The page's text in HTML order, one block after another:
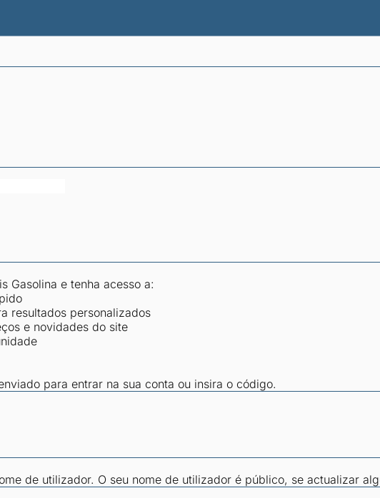
Gasolina e tenha acesso a:
resultados personalizados
e novidades do site
para entrar na sua conta ou insira o código.
de utilizador. O seu nome de utilizador é público, se actualizar